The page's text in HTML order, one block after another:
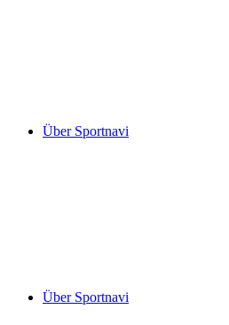
Über Sportnavi
Über Sportnavi